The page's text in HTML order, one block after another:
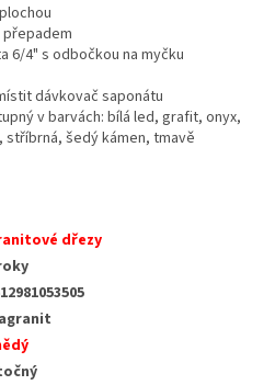
6/4" s odbočkou na myčku
dávkovač saponátu
v barvách: bílá led, grafit, onyx,
stříbrná, šedý kámen, tmavě
dřezy